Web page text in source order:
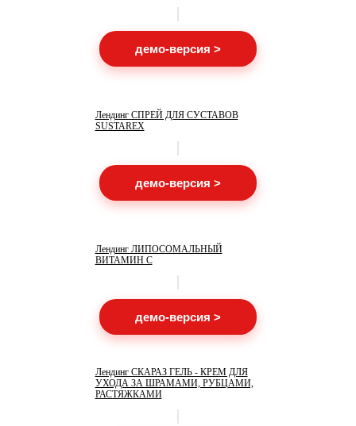
демо-версия >
Лендинг СПРЕЙ ДЛЯ СУСТАВОВ
SUSTAREX
демо-версия >
Лендинг ЛИПОСОМАЛЬНЫЙ
ВИТАМИН С
демо-версия >
Лендинг СКАРАЗ ГЕЛЬ - КРЕМ ДЛЯ
УХОДА ЗА ШРАМАМИ, РУБЦАМИ,
РАСТЯЖКАМИ